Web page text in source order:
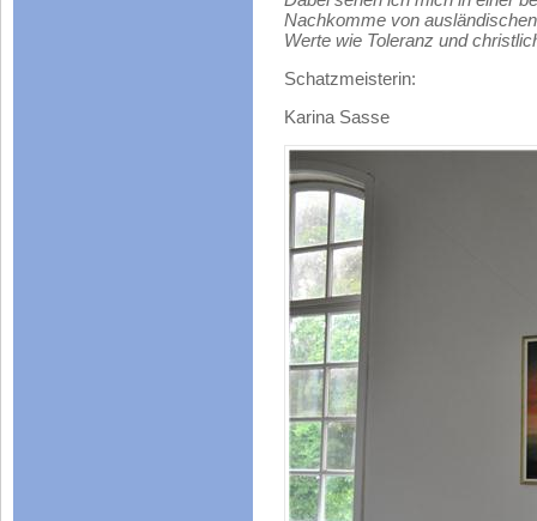
Nachkomme von
Werte wie Toleranz und
Schatzmeisterin:
Karina Sasse